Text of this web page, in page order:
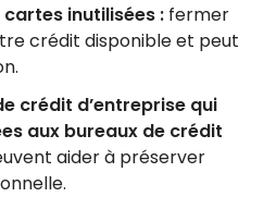
inutilisées : fermer
crédit disponible et peut
crédit d’entreprise qui
aux bureaux de crédit
aider à préserver